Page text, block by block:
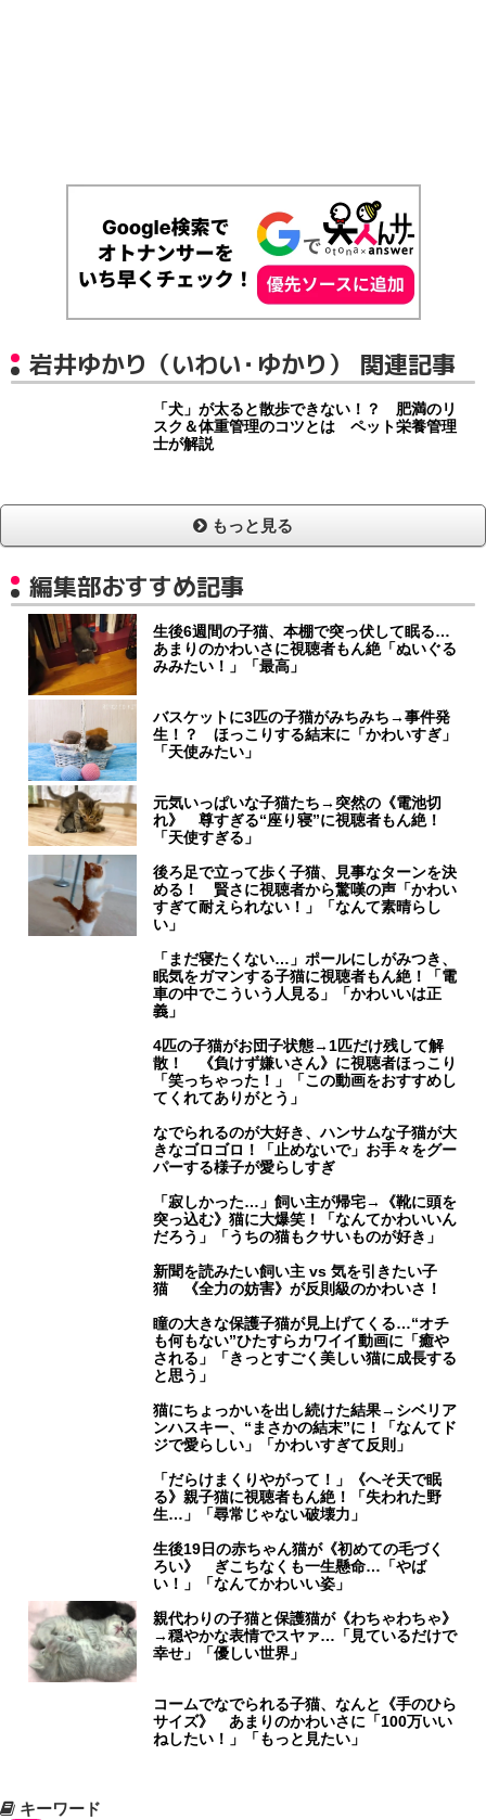
岩井ゆかり（いわい・ゆかり） 関連記事
「犬」が太ると散歩できない！？ 肥満のリ
スク＆体重管理のコツとは ペット栄養管理
士が解説
もっと見る
編集部おすすめ記事
生後6週間の子猫、本棚で突っ伏して眠る…
あまりのかわいさに視聴者もん絶「ぬいぐる
みみたい！」「最高」
バスケットに3匹の子猫がみちみち→事件発
生！？ ほっこりする結末に「かわいすぎ」
「天使みたい」
元気いっぱいな子猫たち→突然の《電池切
れ》 尊すぎる“座り寝”に視聴者もん絶！
「天使すぎる」
後ろ足で立って歩く子猫、見事なターンを決
める！ 賢さに視聴者から驚嘆の声「かわい
すぎて耐えられない！」「なんて素晴らし
い」
「まだ寝たくない…」ポールにしがみつき、
眠気をガマンする子猫に視聴者もん絶！「電
車の中でこういう人見る」「かわいいは正
義」
4匹の子猫がお団子状態→1匹だけ残して解
散！ 《負けず嫌いさん》に視聴者ほっこり
「笑っちゃった！」「この動画をおすすめし
てくれてありがとう」
なでられるのが大好き、ハンサムな子猫が大
きなゴロゴロ！「止めないで」お手々をグー
パーする様子が愛らしすぎ
「寂しかった…」飼い主が帰宅→《靴に頭を
突っ込む》猫に大爆笑！「なんてかわいいん
だろう」「うちの猫もクサいものが好き」
新聞を読みたい飼い主 vs 気を引きたい子
猫 《全力の妨害》が反則級のかわいさ！
瞳の大きな保護子猫が見上げてくる…“オチ
も何もない”ひたすらカワイイ動画に「癒や
される」「きっとすごく美しい猫に成長する
と思う」
猫にちょっかいを出し続けた結果→シベリア
ンハスキー、“まさかの結末”に！「なんてド
ジで愛らしい」「かわいすぎて反則」
「だらけまくりやがって！」《へそ天で眠
る》親子猫に視聴者もん絶！「失われた野
生…」「尋常じゃない破壊力」
生後19日の赤ちゃん猫が《初めての毛づく
ろい》 ぎこちなくも一生懸命…「やば
い！」「なんてかわいい姿」
親代わりの子猫と保護猫が《わちゃわちゃ》
→穏やかな表情でスヤァ…「見ているだけで
幸せ」「優しい世界」
コームでなでられる子猫、なんと《手のひら
サイズ》 あまりのかわいさに「100万いい
ねしたい！」「もっと見たい」
キーワード